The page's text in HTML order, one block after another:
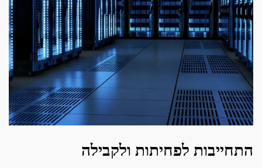
התחייבות לפחיתות ולקבילה